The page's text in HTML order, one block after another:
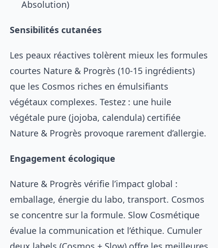
Absolution)
Sensibilités cutanées
Les peaux réactives tolèrent mieux les formules
courtes Nature & Progrès (10-15 ingrédients)
que les Cosmos riches en émulsifiants
végétaux complexes. Testez : une huile
végétale pure (jojoba, calendula) certifiée
Nature & Progrès provoque rarement d’allergie.
Engagement écologique
Nature & Progrès vérifie l’impact global :
emballage, énergie du labo, transport. Cosmos
se concentre sur la formule. Slow Cosmétique
évalue la communication et l’éthique. Cumuler